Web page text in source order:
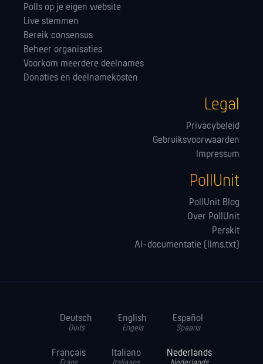
Polls op je eigen website
Live stemmen
Bereik consensus
Beheer organisaties
Voorkom meerdere deelnames
Donaties en deelnamekosten
Legal
Privacybeleid
Gebruiksvoorwaarden
Impressum
PollUnit
PollUnit Blog
Over PollUnit
Perskit
AI-documentatie (llms.txt)
Deutsch
Duits
English
Engels
Español
Spaans
Français Italiano Nederlands